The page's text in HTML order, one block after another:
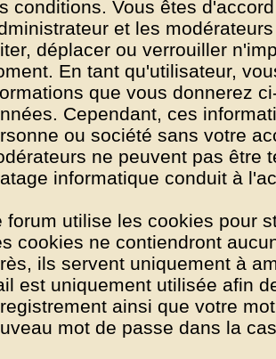
conditions. Vous êtes
et les
déplacer ou verrouiller
En tant qu'utilisateur,
que vous donnerez
Cependant, ces
ou société sans votre
ne peuvent pas être
informatique conduit à
forum utilise les cookies pour
cookies ne contiendront
ils servent uniquement à
est uniquement utilisée afin
ainsi que votre
mot de passe dans la